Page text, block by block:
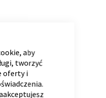
aby
tworzyć
oferty i
Półka i szafka wisząca